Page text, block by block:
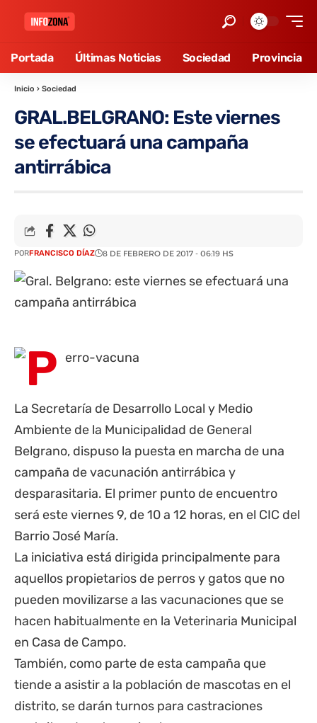
Portada Últimas Noticias Sociedad Provincia
Inicio › Sociedad
GRAL.BELGRANO: Este viernes
se efectuará una campaña
antirrábica
PORFRANCISCO DÍAZ 8 DE FEBRERO DE 2017 - 06:19 HS
La Secretaría de Desarrollo Local y Medio
Ambiente de la Municipalidad de General
Belgrano, dispuso la puesta en marcha de una
campaña de vacunación antirrábica y
desparasitaria. El primer punto de encuentro
será este viernes 9, de 10 a 12 horas, en el CIC del
Barrio José María.
La iniciativa está dirigida principalmente para
aquellos propietarios de perros y gatos que no
pueden movilizarse a las vacunaciones que se
hacen habitualmente en la Veterinaria Municipal
en Casa de Campo.
También, como parte de esta campaña que
tiende a asistir a la población de mascotas en el
distrito, se darán turnos para castraciones